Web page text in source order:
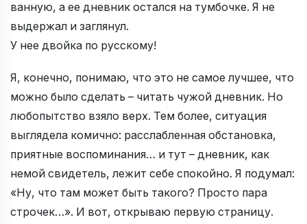
ванную, а ее дневник остался на тумбочке. Я не
выдержал и заглянул.
У нее двойка по русскому!
Я, конечно, понимаю, что это не самое лучшее, что
можно было сделать – читать чужой дневник. Но
любопытство взяло верх. Тем более, ситуация
выглядела комично: расслабленная обстановка,
приятные воспоминания… и тут – дневник, как
немой свидетель, лежит себе спокойно. Я подумал:
«Ну, что там может быть такого? Просто пара
строчек…». И вот, открываю первую страницу.